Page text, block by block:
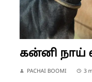
கன்னி நாய்
PACHAI BOOMI 3